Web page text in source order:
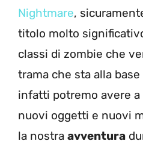
Nightmare,
titolo molto
classi di zombie che
trama che sta alla
infatti potremo avere
nuovi oggetti e nuovi
la nostra avventura